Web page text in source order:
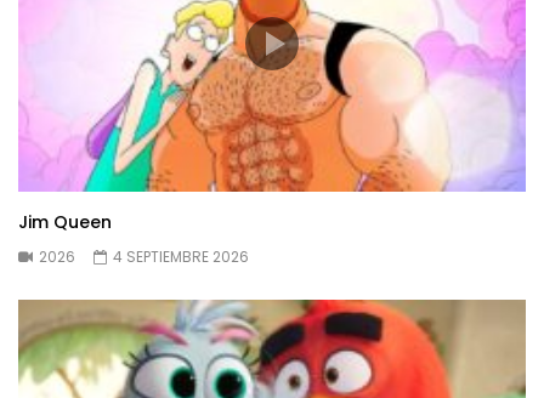
Jim Queen
2026 4 SEPTIEMBRE 2026